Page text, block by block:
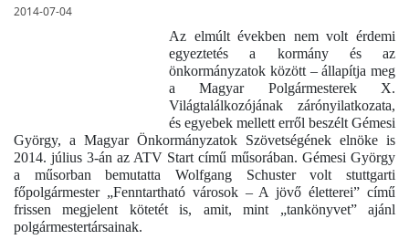
2014-07-04
Az elmúlt években nem volt érdemi
egyeztetés a kormány és az
önkormányzatok között – állapítja meg
a Magyar Polgármesterek X.
Világtalálkozójának zárónyilatkozata,
és egyebek mellett erről beszélt Gémesi
György, a Magyar Önkormányzatok Szövetségének elnöke is
2014. július 3-án az ATV Start című műsorában. Gémesi György
a műsorban bemutatta Wolfgang Schuster volt stuttgarti
főpolgármester „Fenntartható városok – A jövő életterei” című
frissen megjelent kötetét is, amit, mint „tankönyvet” ajánl
polgármestertársainak.